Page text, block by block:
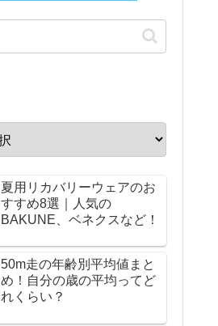
夏用リカバリーウェアのお
すすめ8選｜人気の
BAKUNE、ベネクスなど！
50m走の年齢別平均値まと
め！自分の歳の平均ってど
れくらい？